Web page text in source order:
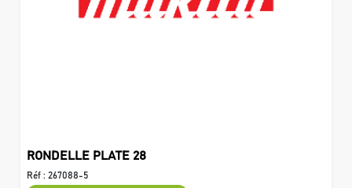
RONDELLE PLATE 28
Réf : 267088-5